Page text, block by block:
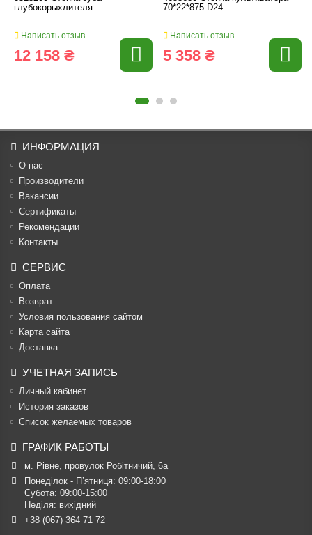
глубокорыхлителя
Написать отзыв
12 158 ₴
70*22*875 D24
Написать отзыв
5 358 ₴
ИНФОРМАЦИЯ
О нас
Производители
Вакансии
Cертификаты
Рекомендации
Контакты
СЕРВИС
Оплата
Возврат
Условия пользования сайтом
Карта сайта
Доставка
УЧЕТНАЯ ЗАПИСЬ
Личный кабинет
История заказов
Список желаемых товаров
ГРАФИК РАБОТЫ
м. Рівне, провулок Робітничий, 6а
Понеділок - П’ятниця: 09:00-18:00
Субота: 09:00-15:00
Неділя: вихідний
+38 (067) 364 71 72